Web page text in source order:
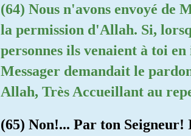
(64) Nous n'avons envoyé de
la permission d'Allah. Si,
personnes ils venaient à toi
Messager demandait le
Allah, Très Accueillant au
(65) Non!... Par ton Seigneur!